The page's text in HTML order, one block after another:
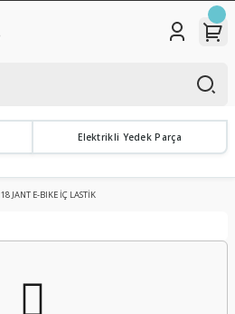
Elektrikli Yedek Parça
18 JANT E-BIKE İÇ LASTİK